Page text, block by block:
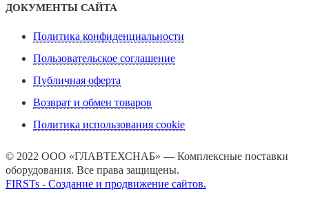
ДОКУМЕНТЫ САЙТА
Политика конфиденциальности
Пользовательское соглашение
Публичная оферта
Возврат и обмен товаров
Политика использования cookie
© 2022 ООО «ГЛАВТЕХСНАБ» — Комплексные поставки
оборудования. Все права защищены.
FIRSTs - Создание и продвижение сайтов.